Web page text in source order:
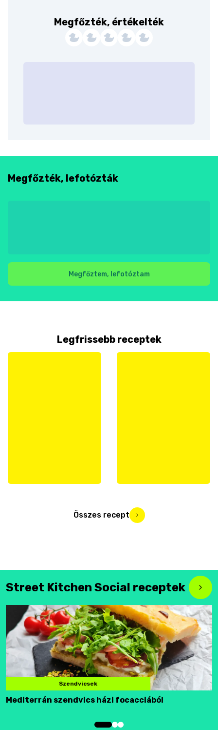
Megfőzték, értékelték
Megfőzték, lefotózták
Megfőztem, lefotóztam
Legfrissebb receptek
Összes recept
Street Kitchen Social receptek
Szendvicsek
Mediterrán szendvics házi focacciából